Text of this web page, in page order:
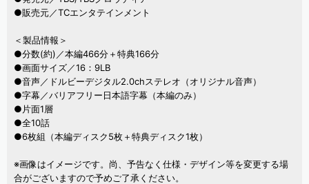
●販売元／TCエンタテインメント
＜製品情報＞
●分数(約)／本編466分＋特典166分
●画面サイズ／16：9LB
●音声／ドルビーデジタル2.0chステレオ（オリジナル音声）
●字幕／バリアフリー日本語字幕（本編のみ）
●片面1層
●全10話
●6枚組（本編ディスク5枚＋特典ディスク1枚）
※画像はイメージです。尚、予告なく仕様・デザイン等を変更する場
合がございますので予めご了承ください。